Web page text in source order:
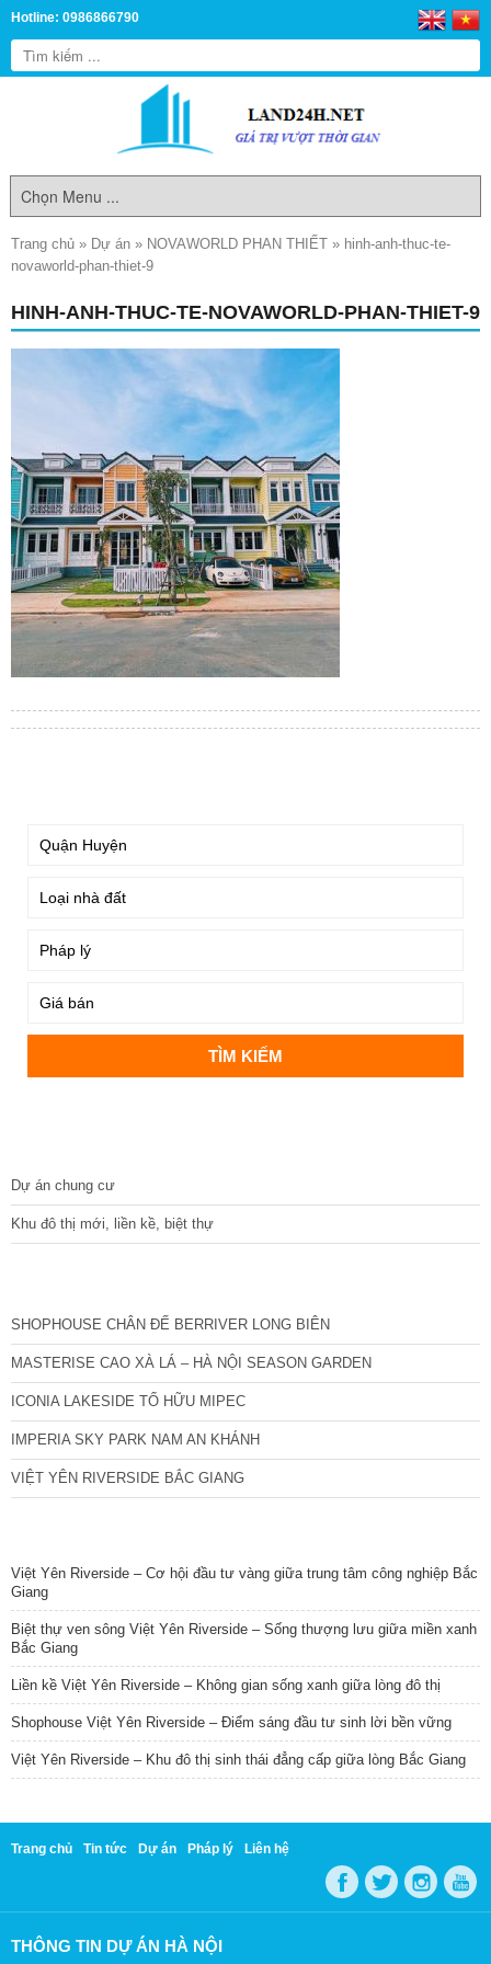
Hotline: 0986866790
Trang chủ » Dự án » NOVAWORLD PHAN THIẾT » hinh-anh-thuc-te-
novaworld-phan-thiet-9
HINH-ANH-THUC-TE-NOVAWORLD-PHAN-THIET-9
Dự án chung cư
Khu đô thị mới, liền kề, biệt thự
SHOPHOUSE CHÂN ĐẾ BERRIVER LONG BIÊN
MASTERISE CAO XÀ LÁ – HÀ NỘI SEASON GARDEN
ICONIA LAKESIDE TỐ HỮU MIPEC
IMPERIA SKY PARK NAM AN KHÁNH
VIỆT YÊN RIVERSIDE BẮC GIANG
Việt Yên Riverside – Cơ hội đầu tư vàng giữa trung tâm công nghiệp Bắc
Giang
Biệt thự ven sông Việt Yên Riverside – Sống thượng lưu giữa miền xanh
Bắc Giang
Liền kề Việt Yên Riverside – Không gian sống xanh giữa lòng đô thị
Shophouse Việt Yên Riverside – Điểm sáng đầu tư sinh lời bền vững
Việt Yên Riverside – Khu đô thị sinh thái đẳng cấp giữa lòng Bắc Giang
Trang chủ Tin tức Dự án Pháp lý Liên hệ
THÔNG TIN DỰ ÁN HÀ NỘI